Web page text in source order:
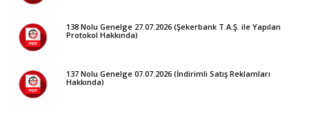
138 Nolu Genelge 27.07.2026 (Şekerbank T.A.Ş. ile Yapılan
Protokol Hakkında)
137 Nolu Genelge 07.07.2026 (İndirimli Satış Reklamları
Hakkında)